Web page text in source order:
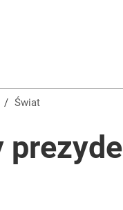
po słowach Żurka.
branżę do 2030 roku?
/ Świat